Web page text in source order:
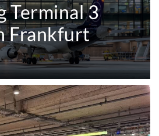
Terminal 3
Frankfurt